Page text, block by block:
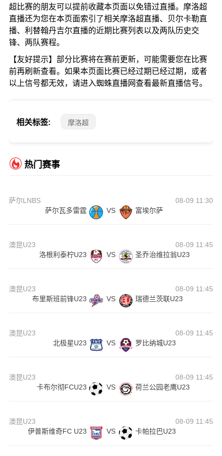
超比赛的朋友可以提前收藏本页面以免错过直播。摩洛超
直播还为您在本页面索引了相关摩洛超直播、贝尔卡勒直
播、利替翰丹吉尔直播的近期比赛列表以及两队历史交
锋、两队赛程。
【友好提示】部分比赛将在赛前更新，可能需要您在比赛
前再刷新查看。如果本页面比赛已经过期已经过期，或者
以上信号都无效，请进入蜘蛛直播网查看最新直播信号。
相关标签: 摩洛超
热门赛事
萨尔LNBS
08-09 11:30
萨尔瓦多雷霆
VS 富埃尔萨
澳昆U23
08-09 11:45
洛根利泰柠U23
VS 圣乔治维拉翁U23
澳昆U23
08-09 11:45
布里斯班前锋U23
VS 瑞德兰茨联U23
澳昆U23
08-09 11:45
北极星U23
VS 罗比纳城U23
澳昆U23
08-09 11:45
卡布尔彻FCU23
VS 荷兰公园老鹰U23
澳昆U23
08-09 11:45
伊普斯维奇FC U23
VS 卡帕拉巴U23